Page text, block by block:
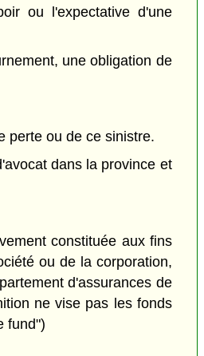
ou l'expectative d'une
une obligation de
perte ou de ce sinistre.
dans la province et
constituée aux fins
ou de la corporation,
d'assurances de
ne vise pas les fonds
fund")